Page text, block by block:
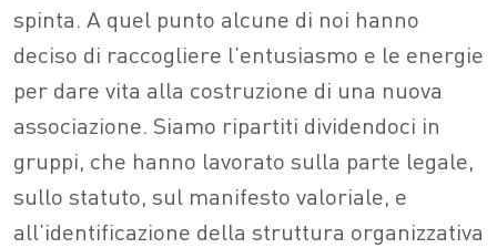
spinta. A quel punto alcune di noi hanno
deciso di raccogliere l’entusiasmo e le energie
per dare vita alla costruzione di una nuova
associazione. Siamo ripartiti dividendoci in
gruppi, che hanno lavorato sulla parte legale,
sullo statuto, sul manifesto valoriale, e
all’identificazione della struttura organizzativa